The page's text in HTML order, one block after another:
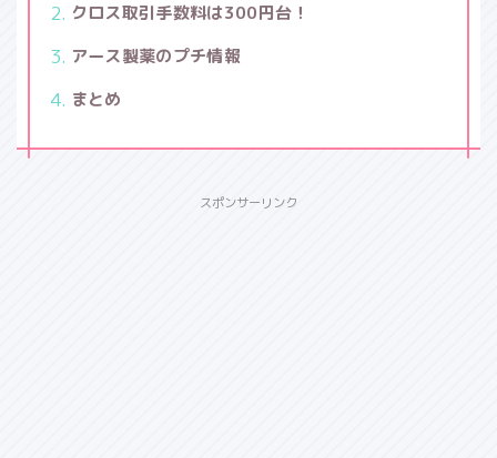
クロス取引手数料は300円台！
アース製薬のプチ情報
まとめ
スポンサーリンク